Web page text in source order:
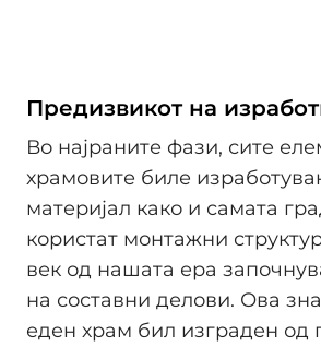
Предизвикот на
Во најраните фази, сите
храмовите биле
материјал како и самата
користат монтажни
век од нашата ера
на составни делови. Ова
еден храм бил изграден од